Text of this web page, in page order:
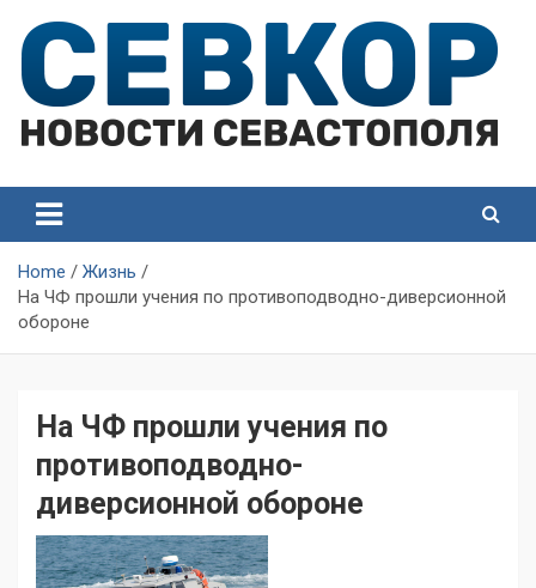
content
Севастополя
Севастополя
Home
Жизнь
На ЧФ прошли учения по противоподводно-диверсионной
обороне
На ЧФ прошли учения по
противоподводно-
диверсионной обороне